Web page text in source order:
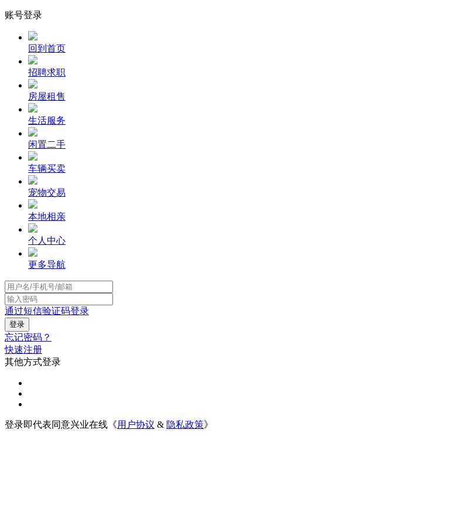
账号登录
回到首页
招聘求职
房屋租售
生活服务
闲置二手
车辆买卖
宠物交易
本地相亲
个人中心
更多导航
通过短信验证码登录
忘记密码？
快速注册
其他方式登录
登录即代表同意兴业在线《用户协议 & 隐私政策》